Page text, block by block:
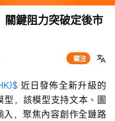
關注
關鍵阻力突破定後市
近日發佈全新升級的
型，該模型支持文本、圖
，聚焦內容創作全鏈路